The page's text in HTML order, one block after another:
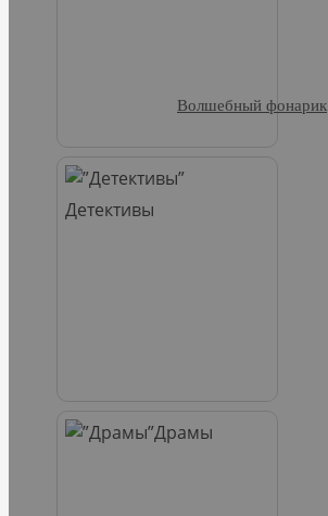
Детективы
Драмы
Волшебный фонарик